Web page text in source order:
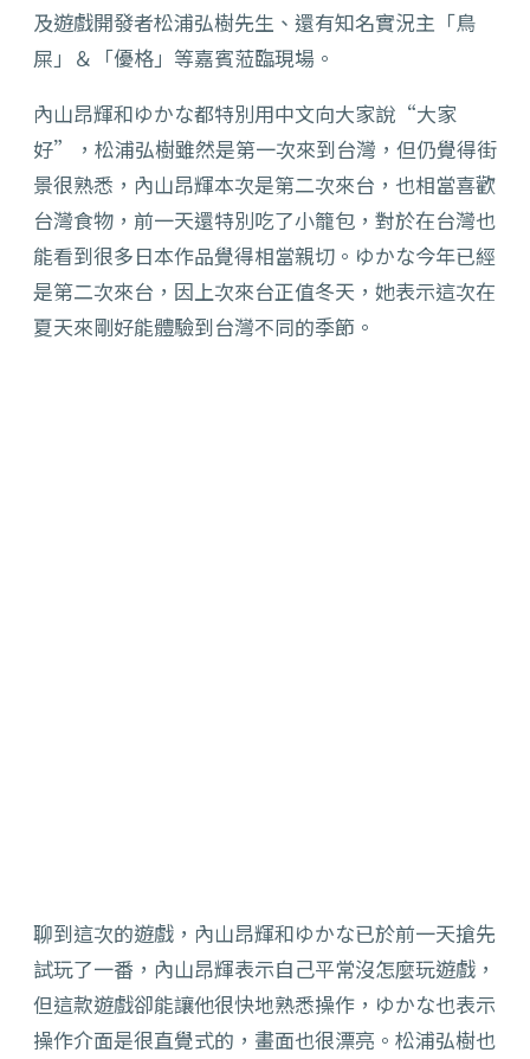
及遊戲開發者松浦弘樹先生、還有知名實況主「鳥
屎」＆「優格」等嘉賓蒞臨現場。
內山昂輝和ゆかな都特別用中文向大家說“大家
好”，松浦弘樹雖然是第一次來到台灣，但仍覺得街
景很熟悉，內山昂輝本次是第二次來台，也相當喜歡
台灣食物，前一天還特別吃了小籠包，對於在台灣也
能看到很多日本作品覺得相當親切。ゆかな今年已經
是第二次來台，因上次來台正值冬天，她表示這次在
夏天來剛好能體驗到台灣不同的季節。
聊到這次的遊戲，內山昂輝和ゆかな已於前一天搶先
試玩了一番，內山昂輝表示自己平常沒怎麼玩遊戲，
但這款遊戲卻能讓他很快地熟悉操作，ゆかな也表示
操作介面是很直覺式的，畫面也很漂亮。松浦弘樹也